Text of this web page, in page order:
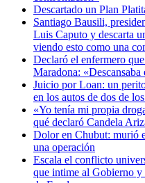
Descartado un Plan
Santiago Bausili,
Luis Caputo y descarta
viendo esto como una
Declaró el enfermero
Maradona: «Descansaba
Juicio por Loan: un
en los autos de dos de
«Yo tenía mi propia
qué declaró Candela
Dolor en Chubut: murió
una operación
Escala el conflicto
que intime al Gobierno